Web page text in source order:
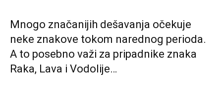
Mnogo značanijih dešavanja očekuje
neke znakove tokom narednog perioda.
A to posebno važi za pripadnike znaka
Raka, Lava i Vodolije…